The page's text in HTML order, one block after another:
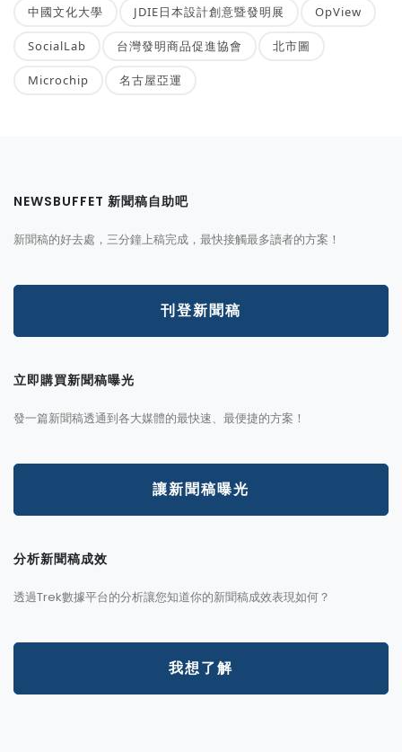
中國文化大學 JDIE日本設計創意暨發明展 OpView
SocialLab 台灣發明商品促進協會 北市圖
Microchip 名古屋亞運
NEWSBUFFET 新聞稿自助吧
新聞稿的好去處，三分鐘上稿完成，最快接觸最多讀者的方案！
刊登新聞稿
立即購買新聞稿曝光
發一篇新聞稿透通到各大媒體的最快速、最便捷的方案！
讓新聞稿曝光
分析新聞稿成效
透過Trek數據平台的分析讓您知道你的新聞稿成效表現如何？
我想了解